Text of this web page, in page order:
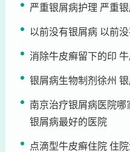
严重银屑病护理 严重
以前没有银屑病 以前
消除牛皮癣留下的印
银屑病生物制剂徐州
南京治疗银屑病医院
银屑病最好的医院
点滴型牛皮癣住院 住